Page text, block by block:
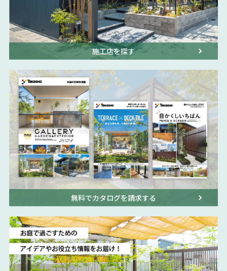
施工店を探す
無料でカタログを請求する